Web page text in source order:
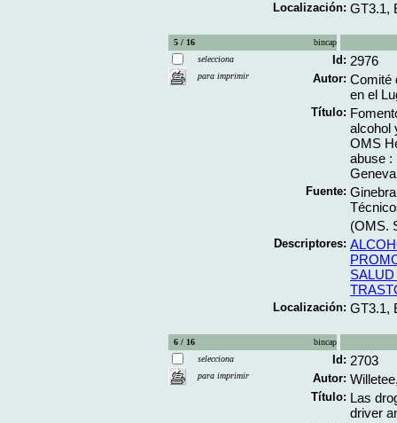
Localización: GT3.1,
5 / 16
bincap
selecciona
para imprimir
Id: 2976
Autor: Comité
en el
Título:
alcohol
OMS
abuse :
Fuente:
(OMS.
Descriptores:
Localización: GT3.1,
6 / 16
bincap
selecciona
para imprimir
Id: 2703
Autor:
Título: Las
driver